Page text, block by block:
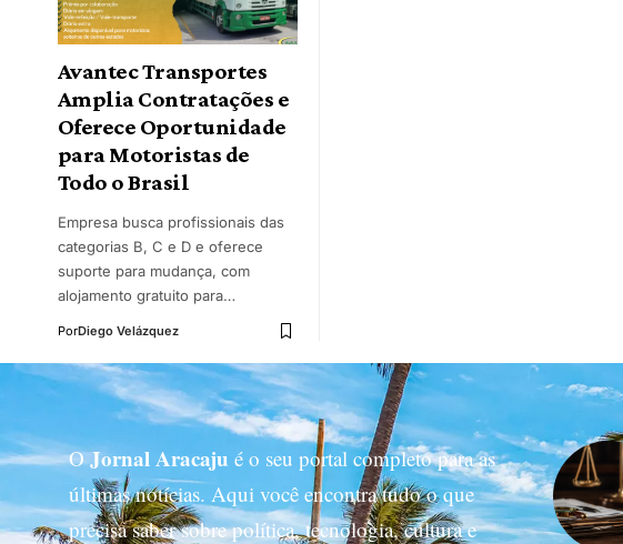
Avantec Transportes
Amplia Contratações e
Oferece Oportunidade
para Motoristas de
Todo o Brasil
Empresa busca profissionais das
categorias B, C e D e oferece
suporte para mudança, com
alojamento gratuito para…
PorDiego Velázquez
OJornal Aracaju é o seu portal completo para as
últimas notícias. Aqui você encontra tudo o que
precisa saber sobre política, tecnologia, cultura e